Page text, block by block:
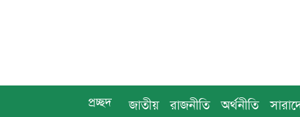
প্রচ্ছদ জাতীয় রাজনীতি অর্থনীতি